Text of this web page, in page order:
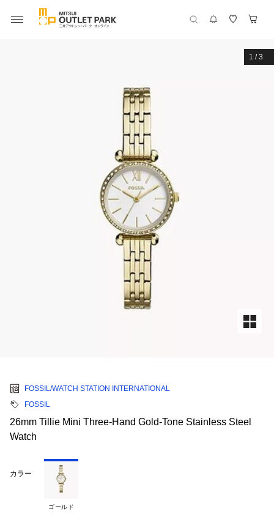
1 /3
FOSSIL/WATCH STATION INTERNATIONAL
FOSSIL
26mm Tillie Mini Three-Hand Gold-Tone Stainless Steel
Watch
カラー
ゴールド